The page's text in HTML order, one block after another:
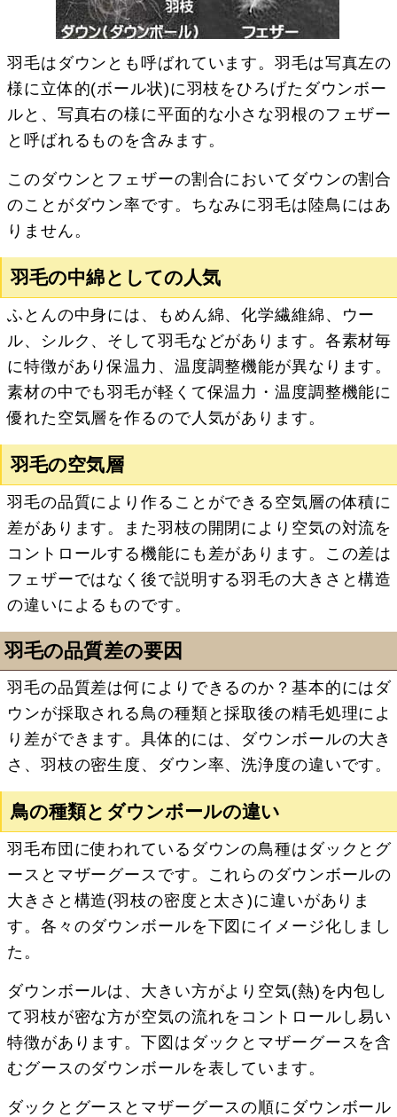
羽毛はダウンとも呼ばれています。羽毛は写真左の
様に立体的(ボール状)に羽枝をひろげたダウンボー
ルと、写真右の様に平面的な小さな羽根のフェザー
と呼ばれるものを含みます。
このダウンとフェザーの割合においてダウンの割合
のことがダウン率です。ちなみに羽毛は陸鳥にはあ
りません。
羽毛の中綿としての人気
ふとんの中身には、もめん綿、化学繊維綿、ウー
ル、シルク、そして羽毛などがあります。各素材毎
に特徴があり保温力、温度調整機能が異なります。
素材の中でも羽毛が軽くて保温力・温度調整機能に
優れた空気層を作るので人気があります。
羽毛の空気層
羽毛の品質により作ることができる空気層の体積に
差があります。また羽枝の開閉により空気の対流を
コントロールする機能にも差があります。この差は
フェザーではなく後で説明する羽毛の大きさと構造
の違いによるものです。
羽毛の品質差の要因
羽毛の品質差は何によりできるのか？基本的にはダ
ウンが採取される鳥の種類と採取後の精毛処理によ
り差ができます。具体的には、ダウンボールの大き
さ、羽枝の密生度、ダウン率、洗浄度の違いです。
鳥の種類とダウンボールの違い
羽毛布団に使われているダウンの鳥種はダックとグ
ースとマザーグースです。これらのダウンボールの
大きさと構造(羽枝の密度と太さ)に違いがありま
す。各々のダウンボールを下図にイメージ化しまし
た。
ダウンボールは、大きい方がより空気(熱)を内包し
て羽枝が密な方が空気の流れをコントロールし易い
特徴があります。下図はダックとマザーグースを含
むグースのダウンボールを表しています。
ダックとグースとマザーグースの順にダウンボール